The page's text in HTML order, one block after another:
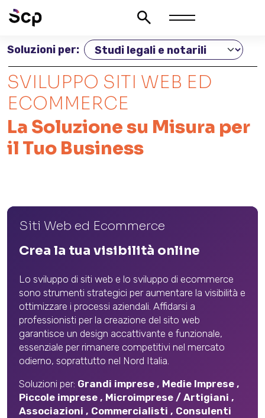
Soluzioni per:
SVILUPPO SITI WEB ED
ECOMMERCE
La Soluzione su Misura per
il Tuo Business
Siti Web ed Ecommerce
Crea la tua visibilità online
Lo sviluppo di siti web e lo sviluppo di ecommerce
sono strumenti strategici per aumentare la visibilità e
ottimizzare i processi aziendali. Affidarsi a
professionisti per la creazione del sito web
garantisce un design accattivante e funzionale,
essenziale per rimanere competitivi nel mercato
odierno, soprattutto nel Nord Italia.
Soluzioni per: Grandi imprese , Medie Imprese ,
Piccole imprese , Microimprese / Artigiani ,
Associazioni , Commercialisti , Consulenti